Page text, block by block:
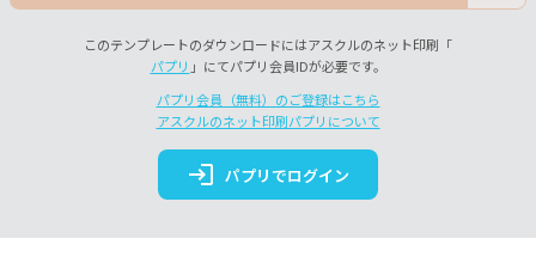
このテンプレートのダウンロードにはアスクルのネット印刷「
パプリ 」にてパプリ会員IDが必要です。
パプリ会員（無料）のご登録はこちら
アスクルのネット印刷パプリについて
login パプリでログイン